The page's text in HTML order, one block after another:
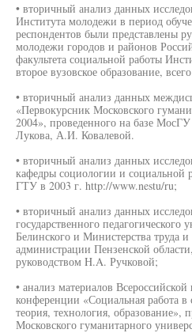
• вторичный анализ данных
Института молодежи в период
респондентов были представлены
молодежи городов и районов
факультета социальной работы
второе вузовское образование,
• вторичный анализ данных
«Первокурсник Московского
2004», проведенного на базе
Лукова, А.И. Ковалевой.
• вторичный анализ данных
кафедры социологии и социальной
ГТУ в 2003 г. http://www.nestu/ru;
• вторичный анализ данных
государственного педагогического
Белинского и Министерства труда
администрации Пензенской
руководством H.A. Ручковой;
• анализ материалов
конференции «Социальная работа
теория, технология, образование»,
Московского гуманитарного